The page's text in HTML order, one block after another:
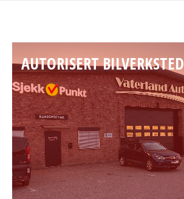
AUTORISERT BILVERKSTED